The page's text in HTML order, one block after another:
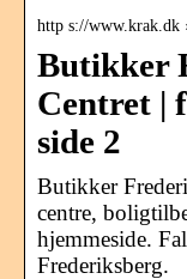
http s://www.krak.dk
Butikker
Centret |
side 2
Butikker
centre,
hjemmeside.
Frederiksberg.